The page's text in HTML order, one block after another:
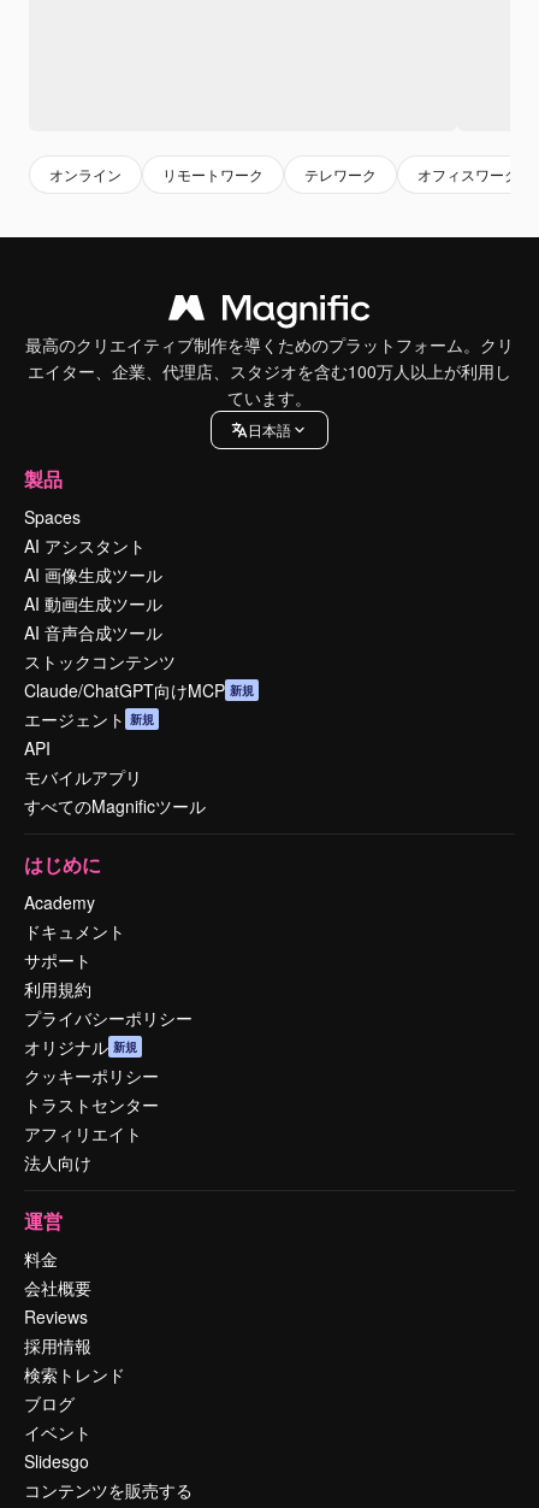
オンライン リモートワーク テレワーク オフィスワーク
最高のクリエイティブ制作を導くためのプラットフォーム。クリ
エイター、企業、代理店、スタジオを含む100万人以上が利用し
ています。
日本語
製品
Spaces
AI アシスタント
AI 画像生成ツール
AI 動画生成ツール
AI 音声合成ツール
ストックコンテンツ
Claude/ChatGPT向けMCP 新規
エージェント 新規
API
モバイルアプリ
すべてのMagnificツール
はじめに
Academy
ドキュメント
サポート
利用規約
プライバシーポリシー
オリジナル 新規
クッキーポリシー
トラストセンター
アフィリエイト
法人向け
運営
料金
会社概要
Reviews
採用情報
検索トレンド
ブログ
イベント
Slidesgo
コンテンツを販売する